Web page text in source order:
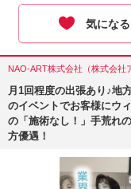
気になる
NAO-ART株式会社（株式会社
月1回程度の出張あり♪地
のイベントでお客様にウ
の「施術なし！」手荒れ
方優遇！